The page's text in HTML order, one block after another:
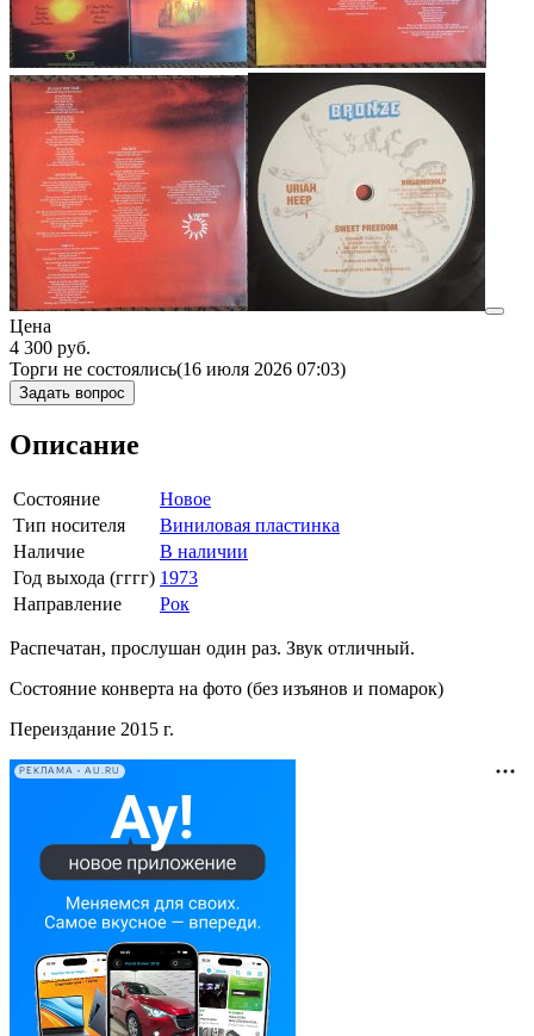
Цена
4 300 руб.
Торги не состоялись(16 июля 2026 07:03)
Задать вопрос
Описание
Состояние
Новое
Тип носителя
Виниловая пластинка
Наличие
В наличии
Год выхода (гггг) 1973
Направление
Рок
Распечатан, прослушан один раз. Звук отличный.
Состояние конверта на фото (без изъянов и помарок)
Переиздание 2015 г.
РЕКЛАМА • AU.RU